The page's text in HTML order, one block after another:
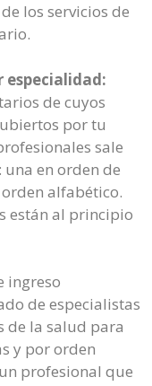
los servicios de
especialidad:
de cuyos
por tu
sale
una en orden de
alfabético.
están al principio
ingreso
de especialistas
de la salud para
y por orden
profesional que